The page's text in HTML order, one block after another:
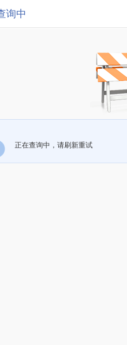
询中
正在查询中，请刷新重试